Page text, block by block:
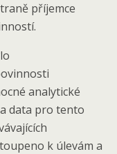
příjemce
analytické
data pro tento
k úlevám a